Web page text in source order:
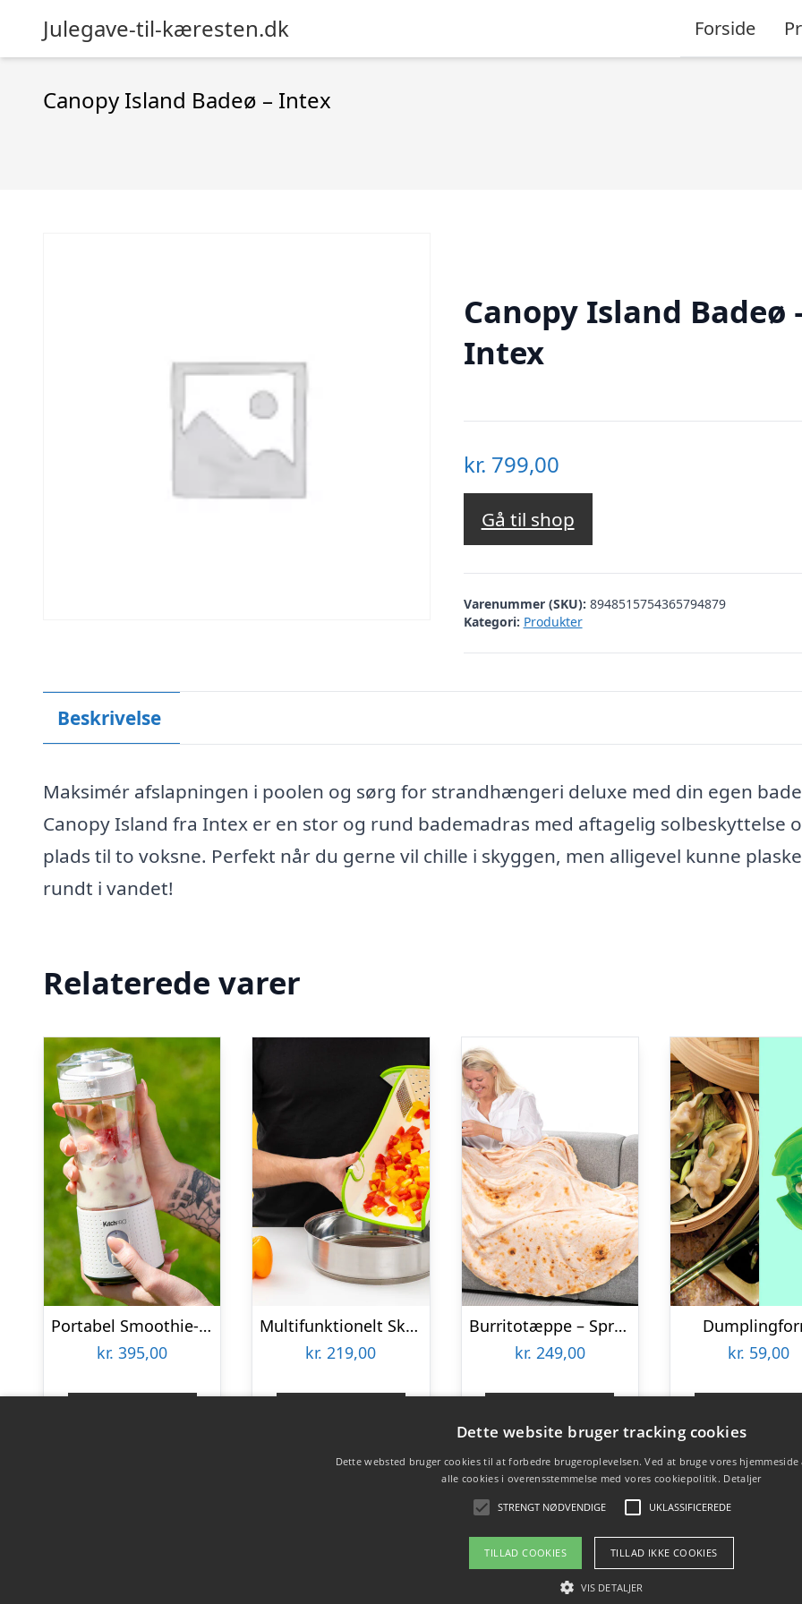
Julegave-til-kæresten.dk Forside
Canopy Island Badeø – Intex
Canopy Island Badeø
Intex
kr. 799,00
Gå til shop
Varenummer (SKU): 8948515754365794879
Kategori: Produkter
Beskrivelse
Maksimér afslapningen i poolen og sørg for strandhængeri deluxe med din egen
Canopy Island fra Intex er en stor og rund bademadras med aftagelig solbeskyttelse
plads til to voksne. Perfekt når du gerne vil chille i skyggen, men alligevel kunne plaske
rundt i vandet!
Relaterede varer
Portabel Smoothie-blender – KitchPro
kr. 395,00
Multifunktionelt Skærebræt – KitchPro
kr. 219,00
Burritotæppe – Spralla
kr. 249,00
Gå til shop
kr. 59,00
Gå til
Dette website bruger tracking cookies
Dette websted bruger cookies til at forbedre brugeroplevelsen. Ved at bruge vores hjemmeside
alle cookies i overensstemmelse med vores cookiepolitik. Detaljer
STRENGT NØDVENDIGE UKLASSIFICEREDE
TILLAD COOKIES TILLAD IKKE COOKIES
VIS DETALJER